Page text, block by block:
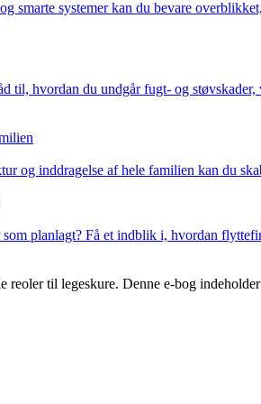
systemer kan du bevare
hvordan du undgår fugt- og
og inddragelse af hele familien kan du
planlagt? Få et indblik i, hvordan
til legeskure. Denne e-bog